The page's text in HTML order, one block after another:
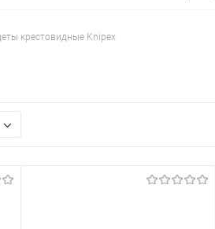
крестовидные Knipex